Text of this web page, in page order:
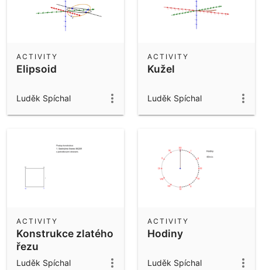
Elipsoid
ACTIVITY
Luděk Spíchal
Kužel
ACTIVITY
Luděk Spíchal
Konstrukce zlatého
řezu
ACTIVITY
Luděk Spíchal
Hodiny
ACTIVITY
Luděk Spíchal